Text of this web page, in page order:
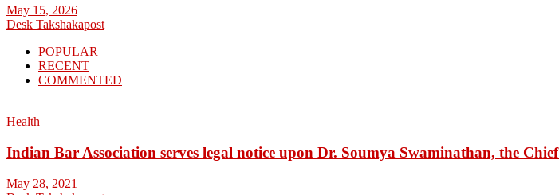
May 15, 2026
Desk Takshakapost
POPULAR
RECENT
COMMENTED
Health
Indian Bar Association serves legal notice upon Dr. Soumya Swaminathan, the
May 28, 2021